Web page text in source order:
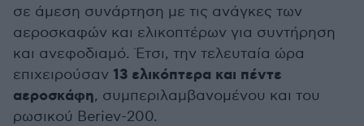
σε άμεση συνάρτηση με τις ανάγκες των
αεροσκαφών και ελικοπτέρων για συντήρηση
και ανεφοδιαμό. Έτσι, την τελευταία ώρα
επιχειρούσαν 13 ελικόπτερα και πέντε
αεροσκάφη, συμπεριλαμβανομένου και του
ρωσικού Beriev-200.